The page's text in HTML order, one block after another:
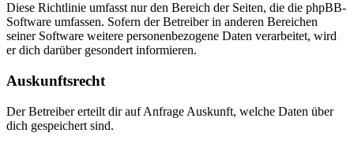
Diese Richtlinie umfasst nur den Bereich der Seiten, die die phpBB-
Software umfassen. Sofern der Betreiber in anderen Bereichen
seiner Software weitere personenbezogene Daten verarbeitet, wird
er dich darüber gesondert informieren.
Auskunftsrecht
Der Betreiber erteilt dir auf Anfrage Auskunft, welche Daten über
dich gespeichert sind.